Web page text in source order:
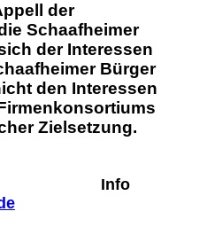
der
Schaafheimer
der Interessen
Bürger
den Interessen
Zielsetzung.